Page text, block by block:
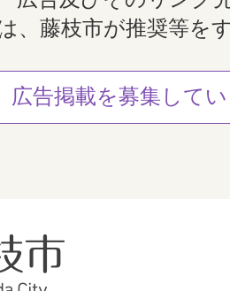
、藤枝市が推奨等を
広告掲載を募集して